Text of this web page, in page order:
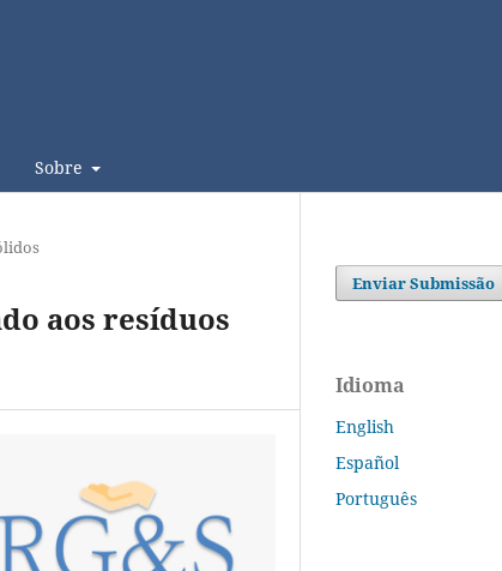
Sobre
aos resíduos
Enviar Submissão
Idioma
English
Español
Português